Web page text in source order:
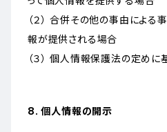
（２） 合併その他の事由によ
報が提供される場合
（３） 個人情報保護法の定め
8. 個人情報の開示